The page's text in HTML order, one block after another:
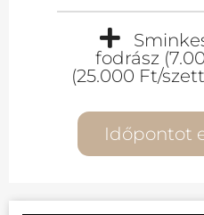
fodrász
(25.000 Ft/
Időpontot